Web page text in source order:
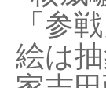
「参
絵は